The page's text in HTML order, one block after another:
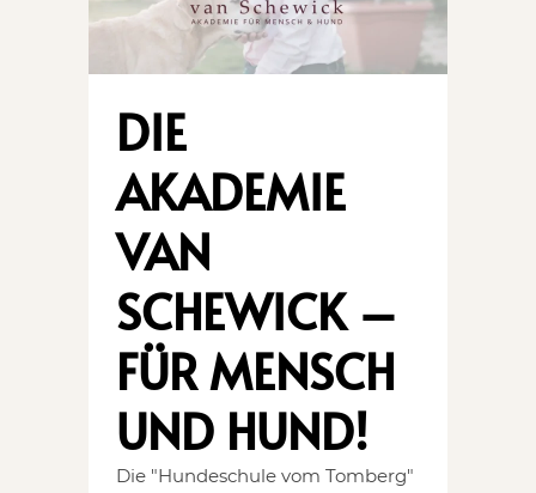
DIE
AKADEMIE
VAN
SCHEWICK –
FÜR MENSCH
UND HUND!
Die "Hundeschule vom Tomberg"